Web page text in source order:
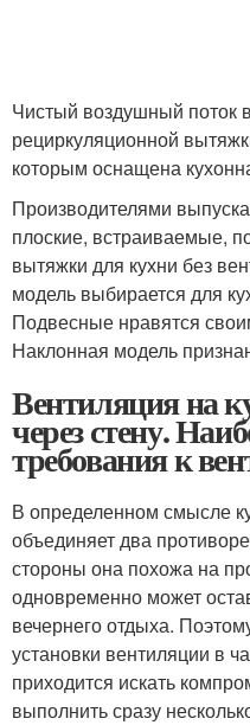
Чистый воздушный поток
рециркуляционной
которым оснащена
Производителями
плоские, встраиваемые,
вытяжки для кухни без
модель выбирается для
Подвесные нравятся
Наклонная модель
Вентиляция на
через стену.
требования к
В определенном смысле
объединяет два
стороны она похожа на
одновременно может
вечернего отдыха.
установки вентиляции в
приходится искать
выполнить сразу